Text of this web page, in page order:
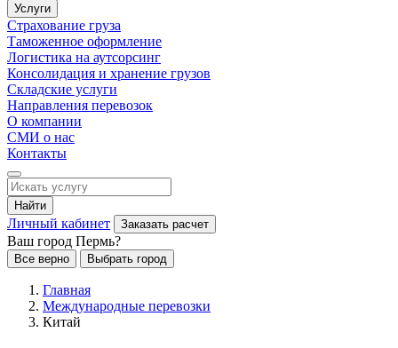
Услуги
Страхование груза
Таможенное оформление
Логистика на аутсорсинг
Консолидация и хранение грузов
Складские услуги
Направления перевозок
О компании
СМИ о нас
Контакты
Найти
Личный кабинет Заказать расчет
Ваш город Пермь?
Все верно Выбрать город
Главная
Международные перевозки
Китай